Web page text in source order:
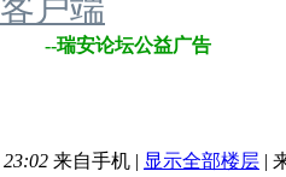
户端
--瑞安论坛公益广告
来自手机 | 显示全部楼层 |